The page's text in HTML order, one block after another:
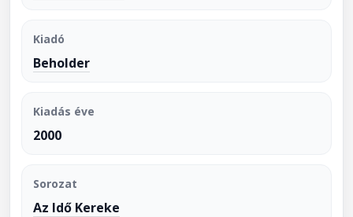
Kiadó
Beholder
Kiadás éve
2000
Sorozat
Az Idő Kereke